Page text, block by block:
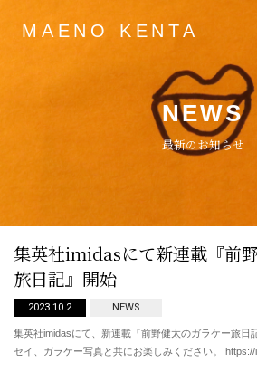
Main Navigation
MAENO KENTA
NEWS
最新のお知らせ
集英社imidasにて新連載『前
旅日記』開始
2023.10.2 NEWS
集英社imidasにて、新連載『前野健太のガラケー旅日
セイ、ガラケー写真と共にお楽しみください。